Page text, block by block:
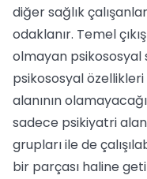
diğer sağlık
odaklanır. Temel
olmayan psikososyal
psikososyal
alanının
sadece psikiyatri
grupları ile de
bir parçası haline